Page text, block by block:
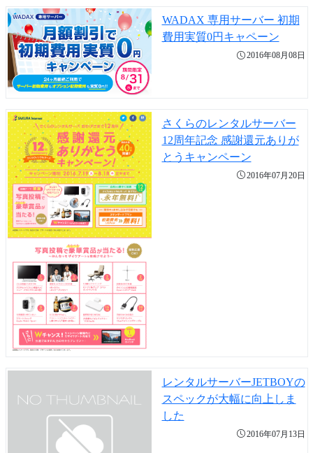
WADAX 専用サーバー 初期
費用実質0円キャペーン
2016年08月08日
さくらのレンタルサーバー
12周年記念 感謝還元ありが
とうキャンペーン
2016年07月20日
レンタルサーバーJETBOYの
スペックが大幅に向上しま
した
2016年07月13日